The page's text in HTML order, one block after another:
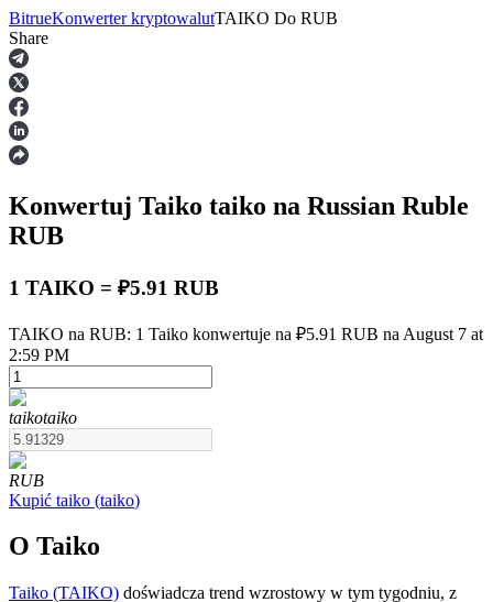
Kontrakty terminowe
Kontrakty terminowe na USDT
Kontrakty futures wykorzystujące USDT jako zabezpieczenie
Kontrakty terminowe COIN-M
BitrueKonwerter kryptowalutTAIKO Do RUB
Share
Konwertuj Taiko taiko na Russian Ruble
RUB
1 TAIKO = ₽5.91 RUB
TAIKO na RUB: 1 Taiko konwertuje na ₽5.91 RUB na August 7 at
2:59 PM
taikotaiko
RUB
Kupić taiko (taiko)
O Taiko
Taiko (TAIKO) doświadcza trend wzrostowy w tym tygodniu, z